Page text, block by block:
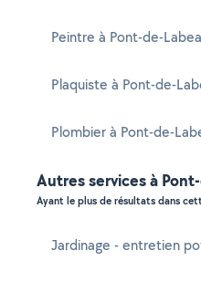
Peintre à Pont-de-
Plaquiste à Pont-de-
Plombier à Pont-de-
Autres services à
Ayant le plus de résultats dans
Jardinage - entretien